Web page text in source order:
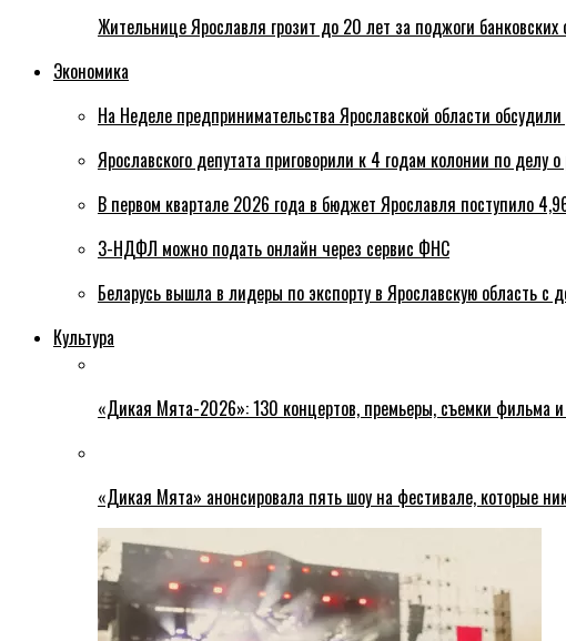
Жительнице Ярославля грозит до 20 лет за поджоги банковских
Экономика
На Неделе предпринимательства Ярославской области
Ярославского депутата приговорили к 4 годам колонии по делу о
В первом квартале 2026 года в бюджет Ярославля поступило
3-НДФЛ можно подать онлайн через сервис ФНС
Беларусь вышла в лидеры по экспорту в Ярославскую область с
Культура
«Дикая Мята-2026»: 130 концертов, премьеры, съемки фильма и
«Дикая Мята» анонсировала пять шоу на фестивале, которые